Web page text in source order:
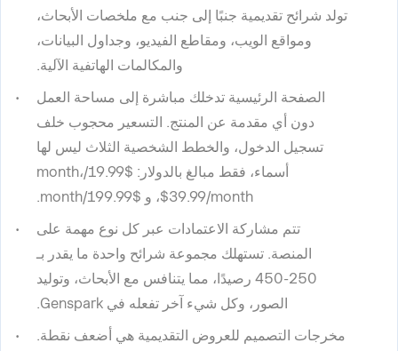
تولد شرائح تقديمية جنبًا إلى جنب مع ملخصات الأبحاث،
ومواقع الويب، ومقاطع الفيديو، وجداول البيانات،
والمكالمات الهاتفية الآلية.
الصفحة الرئيسية تدخلك مباشرة إلى مساحة العمل
دون أي مقدمة عن المنتج. التسعير محجوب خلف
تسجيل الدخول، والخطط الشخصية الثلاث ليس لها
أسماء، فقط مبالغ بالدولار: $19.99/month،
$39.99/month، و $199.99/month.
تتم مشاركة الاعتمادات عبر كل نوع مهمة على
المنصة. تستهلك مجموعة شرائح واحدة ما يقدر بـ
250-450 رصيدًا، مما يتنافس مع الأبحاث، وتوليد
الصور، وكل شيء آخر تفعله في Genspark.
مخرجات التصميم للعروض التقديمية هي أضعف نقطة.